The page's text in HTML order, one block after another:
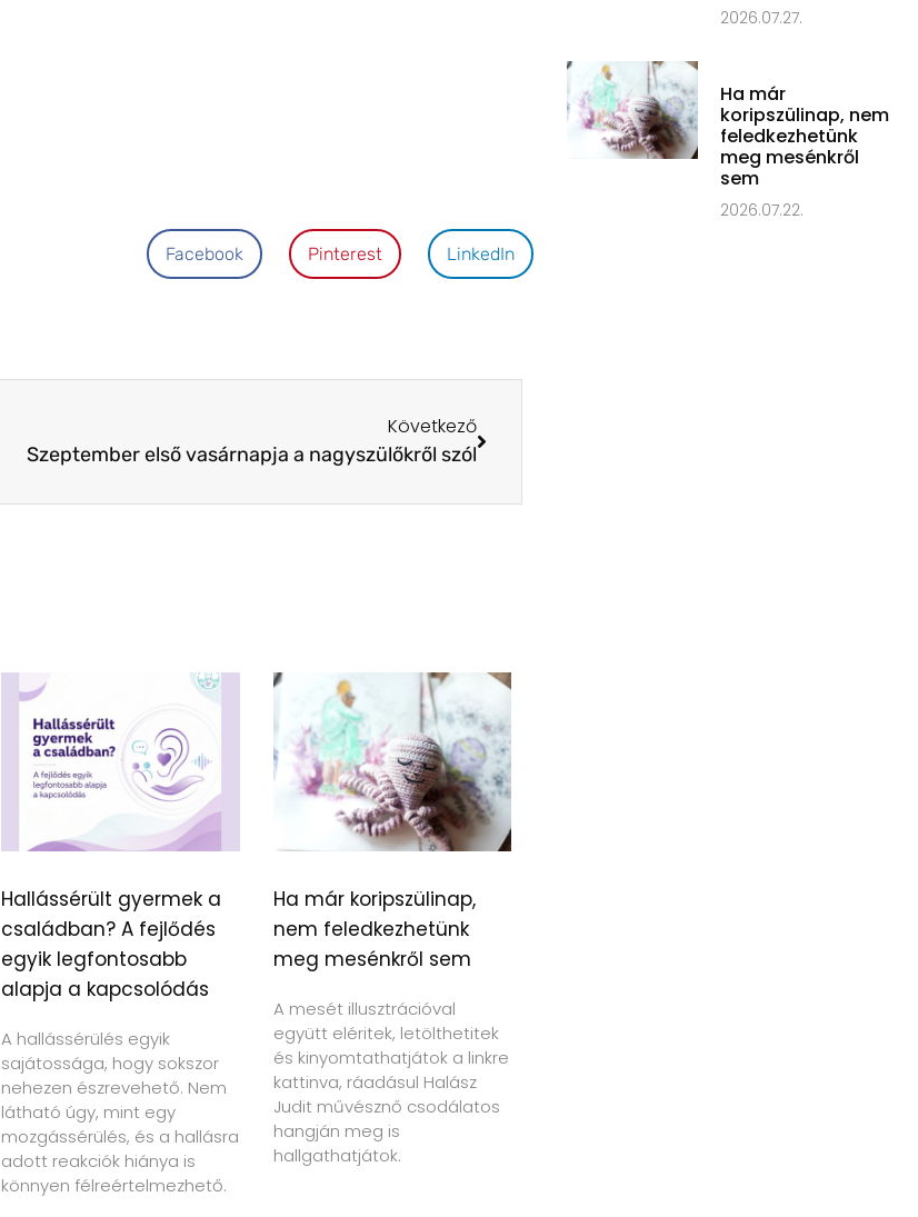
Facebook Pinterest LinkedIn
Következő
Szeptember első vasárnapja a nagyszülőkről szól
Hallássérült gyermek a
családban? A fejlődés
egyik legfontosabb
alapja a kapcsolódás
A hallássérülés egyik
sajátossága, hogy sokszor
nehezen észrevehető. Nem
látható úgy, mint egy
mozgássérülés, és a hallásra
adott reakciók hiánya is
könnyen félreértelmezhető.
Ha már koripszülinap,
nem feledkezhetünk
meg mesénkről sem
A mesét illusztrációval
együtt eléritek, letölthetitek
és kinyomtathatjátok a linkre
kattinva, ráadásul Halász
Judit művésznő csodálatos
hangján meg is
hallgathatjátok.
2026.07.27.
Ha már
koripszülinap, nem
feledkezhetünk
meg mesénkről
sem
2026.07.22.